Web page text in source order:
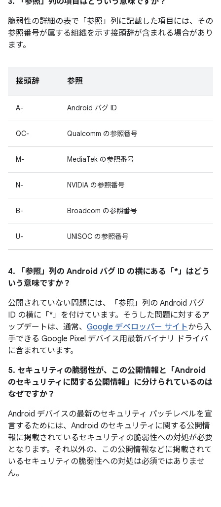
脆弱性の詳細の表で「参照」 列に記載した項目には、その
参照番号が属する組織を示す接頭辞が含まれる場合があり
ます。
接頭辞 参照
A- Android バグ ID
QC- Qualcomm の参照番号
M- MediaTek の参照番号
N- NVIDIA の参照番号
B- Broadcom の参照番号
U- UNISOC の参照番号
4. 「参照」 列の Android バグ ID の横にある「*」はどう
いう意味ですか？
公開されていない問題には、「参照」 列の Android バグ
ID の横に「*」を付けています。そうした問題に対するア
ップデートは、通常、 Google デベロッパー サイトから入
手できる Google Pixel デバイス用最新バイナリ ドライバ
に含まれています。
5. セキュリティの脆弱性が、この公開情報と「Android
のセキュリティに関する公開情報」に分けられているのは
なぜですか？
Android デバイスの最新のセキュリティ パッチレベルを宣
言するためには、Android のセキュリティに関する公開情
報に掲載されているセキュリティの脆弱性への対処が必要
となります。それ以外の、この公開情報などに掲載されて
いるセキュリティの脆弱性への対処は必須ではありませ
ん。